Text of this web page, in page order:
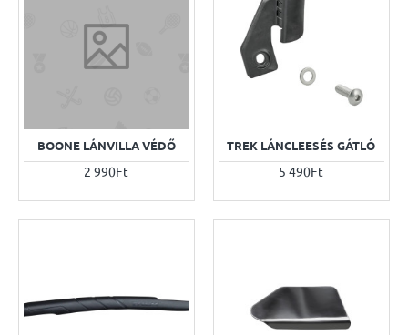
BOONE LÁNVILLA VÉDŐ
2 990Ft
TREK LÁNCLEESÉS GÁTLÓ
5 490Ft